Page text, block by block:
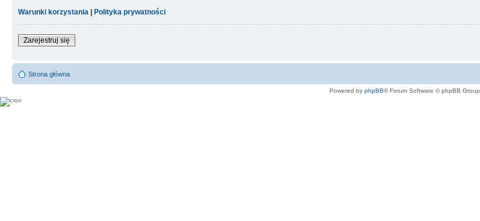
Warunki korzystania | Polityka prywatności
Zarejestruj się
Strona główna
Powered by phpBB® Forum Software © phpBB Group